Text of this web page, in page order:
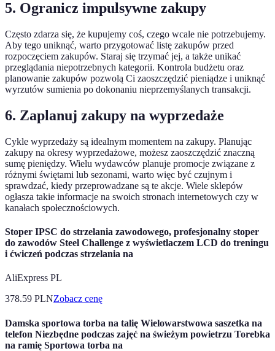
5. Ogranicz impulsywne zakupy
Często zdarza się, że kupujemy coś, czego wcale nie potrzebujemy.
Aby tego uniknąć, warto przygotować listę zakupów przed
rozpoczęciem zakupów. Staraj się trzymać jej, a także unikać
przeglądania niepotrzebnych kategorii. Kontrola budżetu oraz
planowanie zakupów pozwolą Ci zaoszczędzić pieniądze i uniknąć
wyrzutów sumienia po dokonaniu nieprzemyślanych transakcji.
6. Zaplanuj zakupy na wyprzedaże
Cykle wyprzedaży są idealnym momentem na zakupy. Planując
zakupy na okresy wyprzedażowe, możesz zaoszczędzić znaczną
sumę pieniędzy. Wielu wydawców planuje promocje związane z
różnymi świętami lub sezonami, warto więc być czujnym i
sprawdzać, kiedy przeprowadzane są te akcje. Wiele sklepów
ogłasza takie informacje na swoich stronach internetowych czy w
kanałach społecznościowych.
Stoper IPSC do strzelania zawodowego, profesjonalny stoper
do zawodów Steel Challenge z wyświetlaczem LCD do treningu
i ćwiczeń podczas strzelania na
AliExpress PL
378.59 PLNZobacz cenę
Damska sportowa torba na talię Wielowarstwowa saszetka na
telefon Niezbędne podczas zajęć na świeżym powietrzu Torebka
na ramię Sportowa torba na